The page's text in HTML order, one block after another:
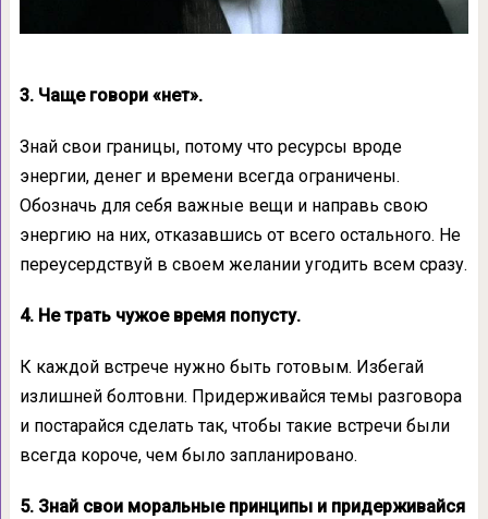
3. Чаще говори «нет».
Знай свои границы, потому что ресурсы вроде
энергии, денег и времени всегда ограничены.
Обозначь для себя важные вещи и направь свою
энергию на них, отказавшись от всего остального. Не
переусердствуй в своем желании угодить всем сразу.
4. Не трать чужое время попусту.
К каждой встрече нужно быть готовым. Избегай
излишней болтовни. Придерживайся темы разговора
и постарайся сделать так, чтобы такие встречи были
всегда короче, чем было запланировано.
5. Знай свои моральные принципы и придерживайся